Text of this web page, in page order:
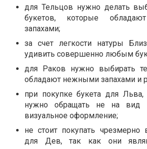
для Тельцов нужно делать
букетов, которые
запахами;
за счет легкости натуры
удивить совершенно любым
для Раков нужно выбирать
обладают нежными запахами и
при покупке букета для
нужно обращать не на вид
визуальное оформление;
не стоит покупать
для Дев, так как они